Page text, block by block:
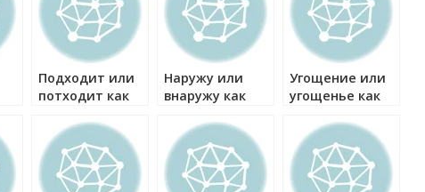
Подходит или
потходит как
Наружу или
внаружу как
Угощение или
угощенье как